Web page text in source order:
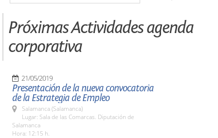
Próximas Actividades agenda
corporativa
21/05/2019
Presentación de la nueva convocatoria
de la Estrategia de Empleo
Salamanca (Salamanca)
Lugar: Sala de las Comarcas. Diputación de
Salamanca
Hora: 12:15 h.